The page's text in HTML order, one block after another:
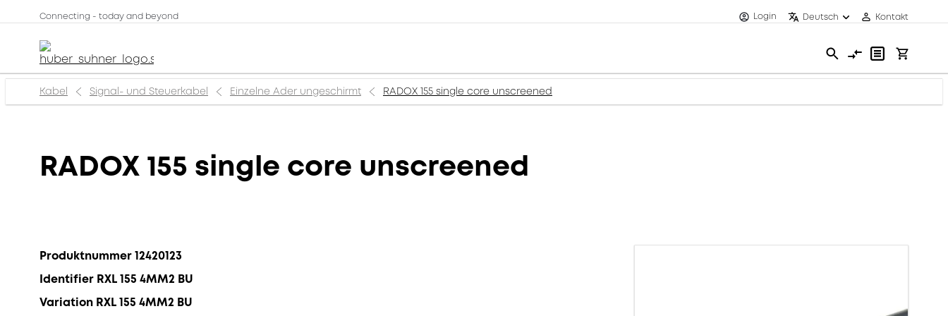
Connecting - today and beyond Login Deutsch Kontakt
Kabel Signal- und Steuerkabel Einzelne Ader ungeschirmt RADOX 155 single core unscreened
RADOX 155 single core unscreened
Produktnummer 12420123
Identifier RXL 155 4MM2 BU
Variation RXL 155 4MM2 BU